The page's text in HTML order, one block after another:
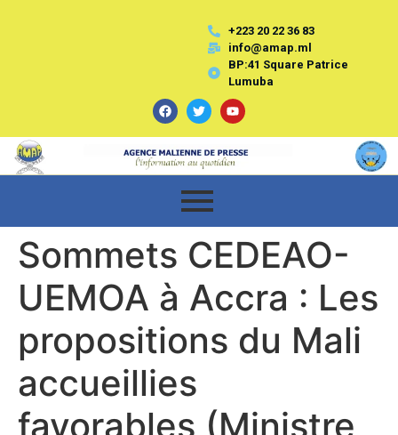
+223 20 22 36 83
info@amap.ml
BP:41 Square Patrice
Lumuba
Sommets CEDEAO-
UEMOA à Accra : Les
propositions du Mali
accueillies
favorables (Ministre